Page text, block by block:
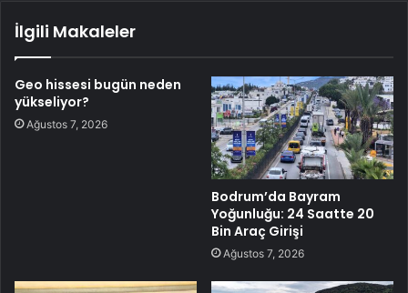
İlgili Makaleler
Geo hissesi bugün neden
yükseliyor?
Ağustos 7, 2026
Bodrum’da Bayram
Yoğunluğu: 24 Saatte 20
Bin Araç Girişi
Ağustos 7, 2026